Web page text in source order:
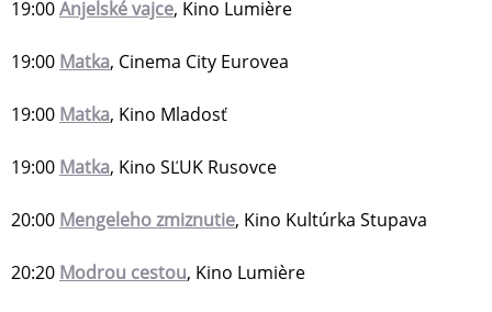
19:00Anjelské vajce, Kino Lumière
19:00 Matka, Cinema City Eurovea
19:00 Matka, Kino Mladosť
19:00 Matka, Kino SĽUK Rusovce
20:00 Mengeleho zmiznutie, Kino Kultúrka Stupava
20:20 Modrou cestou, Kino Lumière